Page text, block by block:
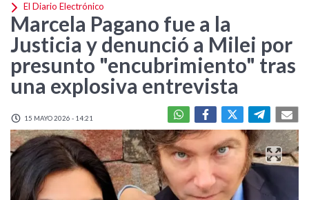
El Diario Electrónico
Marcela Pagano fue a la
Justicia y denunció a Milei por
presunto "encubrimiento" tras
una explosiva entrevista
15 MAYO 2026 - 14:21